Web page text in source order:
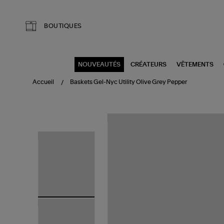
BOUTIQUES
NOUVEAUTÉS CRÉATEURS VÊTEMENTS
Accueil Baskets Gel-Nyc Utility Olive Grey Pepper